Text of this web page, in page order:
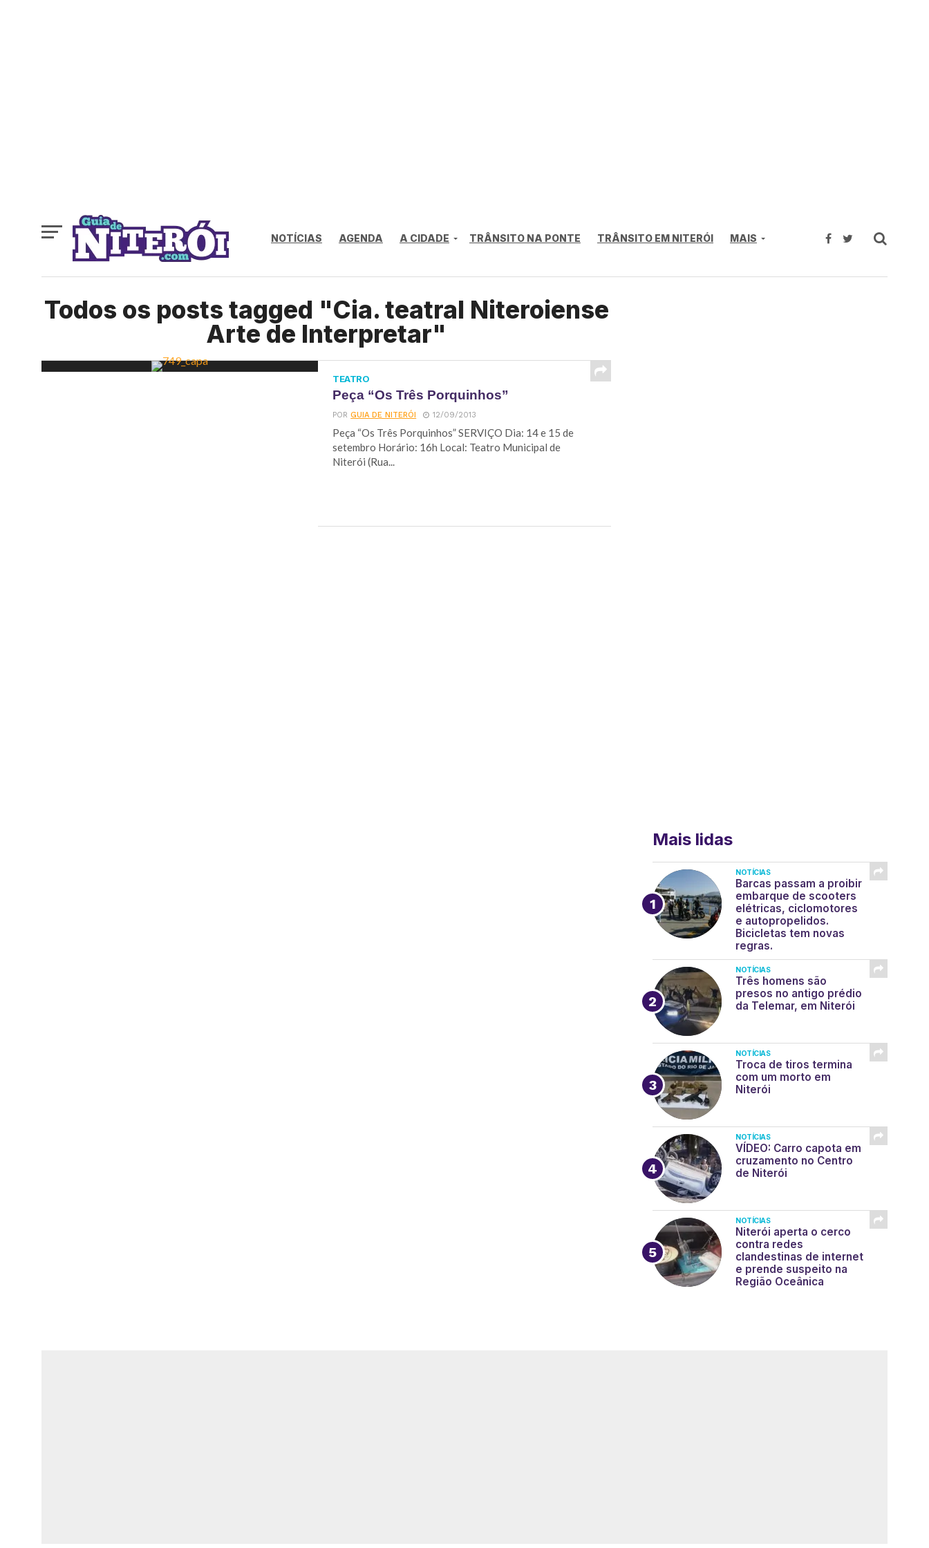
NOTÍCIAS AGENDA A CIDADE TRÂNSITO NA PONTE TRÂNSITO EM NITERÓI MAIS
Todos os posts tagged "Cia. teatral Niteroiense
Arte de Interpretar"
TEATRO
Peça “Os Três Porquinhos”
PORGUIA DE NITERÓI 12/09/2013
Peça “Os Três Porquinhos” SERVIÇO Dia: 14 e 15 de
setembro Horário: 16h Local: Teatro Municipal de
Niterói (Rua...
Mais lidas
NOTÍCIAS
Barcas passam a proibir
embarque de scooters
elétricas, ciclomotores
e autopropelidos.
Bicicletas tem novas
regras.
NOTÍCIAS
Três homens são
presos no antigo prédio
da Telemar, em Niterói
NOTÍCIAS
Troca de tiros termina
com um morto em
Niterói
NOTÍCIAS
VÍDEO: Carro capota em
cruzamento no Centro
de Niterói
NOTÍCIAS
Niterói aperta o cerco
contra redes
clandestinas de internet
e prende suspeito na
Região Oceânica